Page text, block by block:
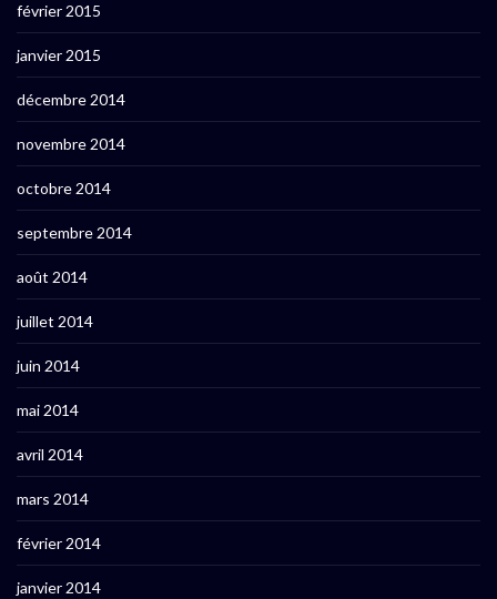
février 2015
janvier 2015
décembre 2014
novembre 2014
octobre 2014
septembre 2014
août 2014
juillet 2014
juin 2014
mai 2014
avril 2014
mars 2014
février 2014
janvier 2014